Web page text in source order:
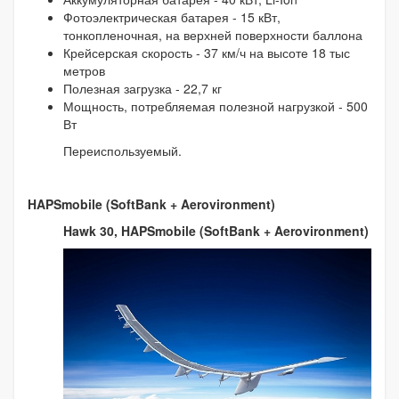
Фотоэлектрическая батарея - 15 кВт,
тонкопленочная, на верхней поверхности баллона
Крейсерская скорость - 37 км/ч на высоте 18 тыс
метров
Полезная загрузка - 22,7 кг
Мощность, потребляемая полезной нагрузкой - 500
Вт
Переиспользуемый.
HAPSmobile (SoftBank + Aerovironment)
Hawk 30, HAPSmobile (SoftBank + Aerovironment)